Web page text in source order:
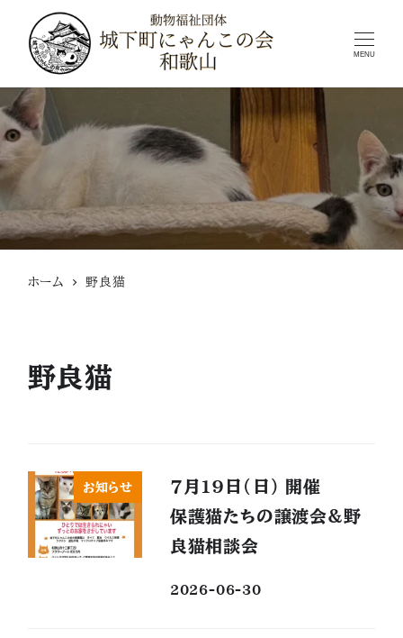
MENU
ホーム 野良猫
野良猫
お知らせ
7月19日(日) 開催
保護猫たちの譲渡会&野
良猫相談会
2026-06-30